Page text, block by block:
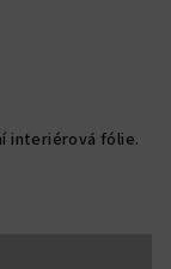
interiérová fólie.